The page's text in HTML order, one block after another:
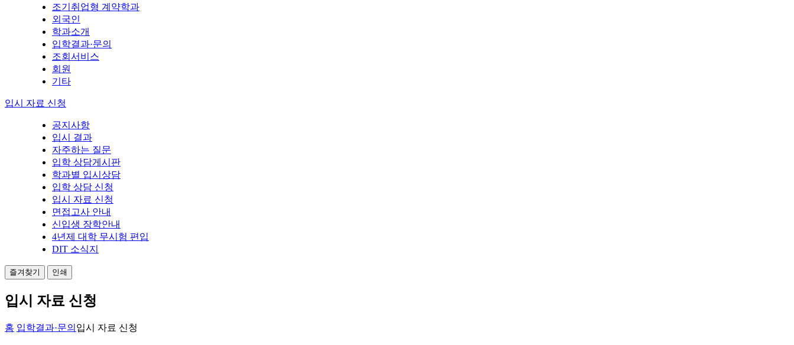
조기취업형 계약학과
외국인
학과소개
입학결과·문의
조회서비스
회원
기타
입시 자료 신청
공지사항
입시 결과
자주하는 질문
입학 상담게시판
학과별 입시상담
입학 상담 신청
입시 자료 신청
면접고사 안내
신입생 장학안내
4년제 대학 무시험 편입
DIT 소식지
즐겨찾기 인쇄
입시 자료 신청
홈 입학결과·문의 입시 자료 신청